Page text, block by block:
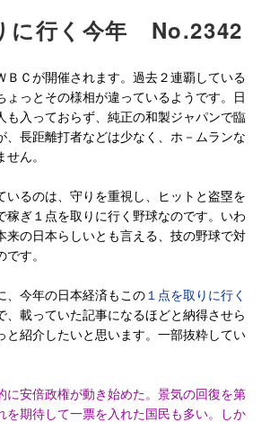
に行く今年 No.2342
ＢＣが開催されます。過去２連覇している
ょっとその様相が違っているようです。日
も入っておらず、純正の和製ジャパンで臨
、長距離打者などは少なく、ホ－ムランな
ん。
いるのは、守りを重視し、ヒットと盗塁を
稼ぎ１点を取りに行く野球なのです。いわ
来の日本らしいとも言える、技の野球で対
す。
、今年の日本経済もこの １点を取りに行く
、載っていた記事になるほどと納得させら
と紹介したいと思います。一部抜粋してい
に安倍政権が動き始めた。景気の回復を第
を期待して一票を入れた国民も多い。しか